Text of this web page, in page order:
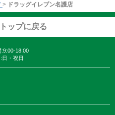
> ドラッグイレブン名護店
ップに戻る
:9:00-18:00
日・祝日